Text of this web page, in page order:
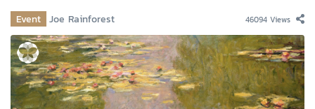
Event Joe Rainforest 46094 Views